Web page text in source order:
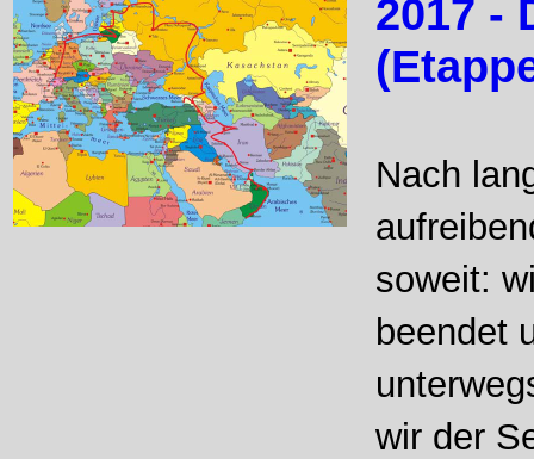
2017 -
Nach
soweit:
beendet
wir der